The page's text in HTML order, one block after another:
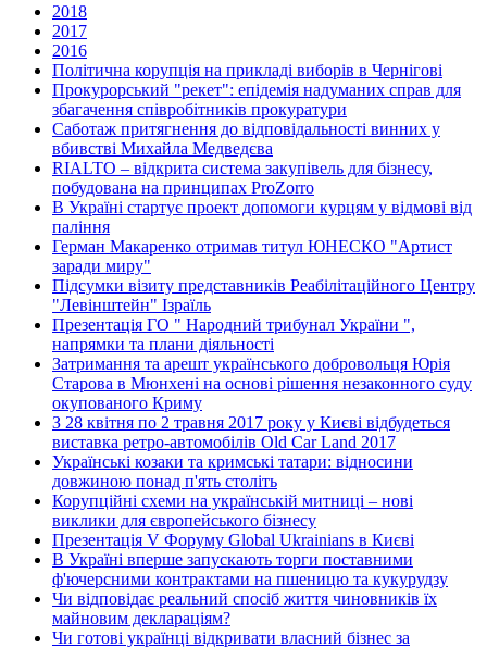
2018
2017
2016
Політична корупція на прикладі виборів в Чернігові
Прокурорський "рекет": епідемія надуманих справ для
збагачення співробітників прокуратури
Саботаж притягнення до відповідальності винних у
вбивстві Михайла Медведєва
RIALTO – відкрита система закупівель для бізнесу,
побудована на принципах ProZorro
В Україні стартує проект допомоги курцям у відмові від
паління
Герман Макаренко отримав титул ЮНЕСКО "Артист
заради миру"
Підсумки візиту представників Реабілітаційного Центру
"Левінштейн" Ізраїль
Презентація ГО " Народний трибунал України ",
напрямки та плани діяльності
Затримання та арешт українського добровольця Юрія
Старова в Мюнхені на основі рішення незаконного суду
окупованого Криму
З 28 квітня по 2 травня 2017 року у Києві відбудеться
виставка ретро-автомобілів Old Car Land 2017
Українські козаки та кримські татари: відносини
довжиною понад п'ять століть
Корупційні схеми на українській митниці – нові
виклики для європейського бізнесу
Презентація V Форуму Global Ukrainians в Києві
В Україні вперше запускають торги поставними
ф'ючерсними контрактами на пшеницю та кукурудзу
Чи відповідає реальний спосіб життя чиновників їх
майновим деклараціям?
Чи готові українці відкривати власний бізнес за